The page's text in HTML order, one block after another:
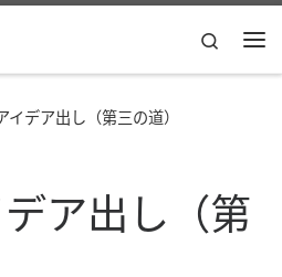
Search
イデア出し（第三の道）
ア出し（第